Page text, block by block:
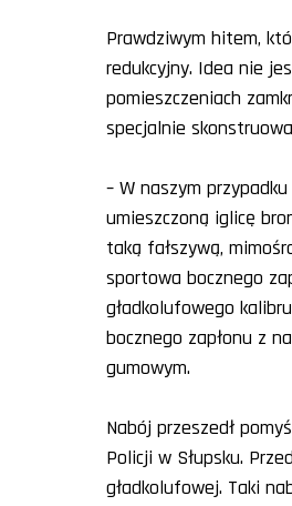
Prawdziwym hitem,
redukcyjny. Idea nie
pomieszczeniach
specjalnie
– W naszym
umieszczoną iglicę
taką fałszywą,
sportowa bocznego
gładkolufowego
bocznego zapłonu z
gumowym.
Nabój przeszedł
Policji w Słupsku.
gładkolufowej. Taki